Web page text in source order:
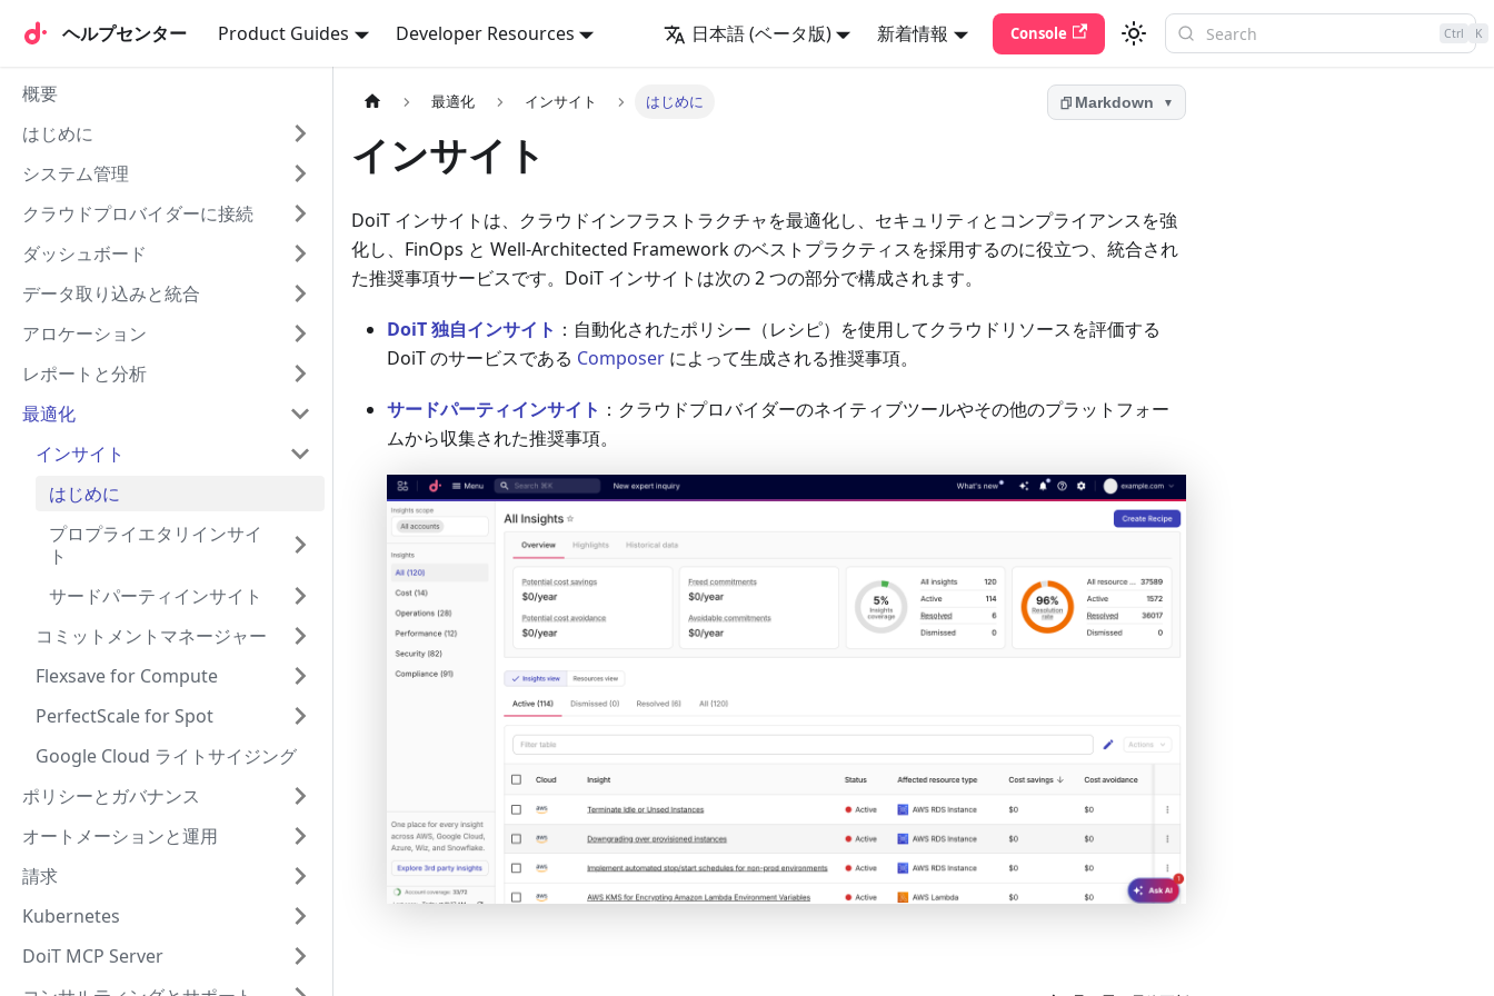
ヘルプセンター Product Guides Developer Resources 日本語 (ベータ版) 新着情報 Console Ctrl K
ヘルプセンター
概要
はじめに
システム管理
クラウドプロバイダーに接続
ダッシュボード
データ取り込みと統合
アロケーション
レポートと分析
最適化
インサイト
はじめに
プロプライエタリインサイ
ト
サードパーティインサイト
コミットメントマネージャー
Flexsave for Compute
PerfectScale for Spot
Google Cloud ライトサイジング
ポリシーとガバナンス
オートメーションと運用
請求
Kubernetes
DoiT MCP Server
最適化 インサイト はじめに Markdown ▼
インサイト
DoiT インサイトは、クラウドインフラストラクチャを最適化し、セキュリティとコンプライアンスを強
化し、FinOps と Well-Architected Framework のベストプラクティスを採用するのに役立つ、統合され
た推奨事項サービスです。DoiT インサイトは次の 2 つの部分で構成されます。
DoiT 独自インサイト ：自動化されたポリシー（レシピ）を使用してクラウドリソースを評価する
DoiT のサービスである Composer によって生成される推奨事項。
サードパーティインサイト ：クラウドプロバイダーのネイティブツールやその他のプラットフォー
ムから収集された推奨事項。